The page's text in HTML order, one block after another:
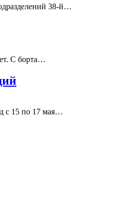
38-й…
С борта…
с 15 по 17 мая…